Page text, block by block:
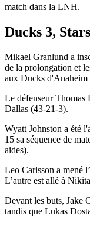
match dans la LNH.
Ducks 3,
Mikael Granlund a
de la prolongation et
aux Ducks d'Anaheim
Le défenseur Thomas
Dallas (43-21-3).
Wyatt Johnston a été
15 sa séquence de
aides).
Leo Carlsson a mené
L’autre est allé à
Devant les buts, Jake
tandis que Lukas